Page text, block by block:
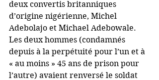
deux convertis britanniques
d’origine nigérienne, Michel
Adebolajo et Michael Adebowale.
Les deux hommes (condamnés
depuis à la perpétuité pour l’un et à
« au moins » 45 ans de prison pour
l’autre) avaient renversé le soldat